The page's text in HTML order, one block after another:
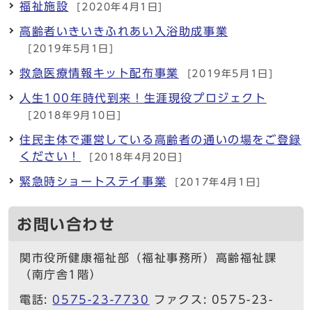
福祉施設 [2020年4月1日]
高齢者いきいきふれあい入浴助成事業
[2019年5月1日]
救急医療情報キット配布事業 [2019年5月1日]
人生100年時代到来！生涯現役プロジェクト
[2018年9月10日]
住民主体で運営している高齢者の通いの場をご登録
ください！
[2018年4月20日]
緊急時ショートステイ事業 [2017年4月1日]
お問い合わせ
関市役所健康福祉部（福祉事務所）高齢福祉課
（南庁舎1階）
電話: 0575-23-7730
ファクス: 0575-23-